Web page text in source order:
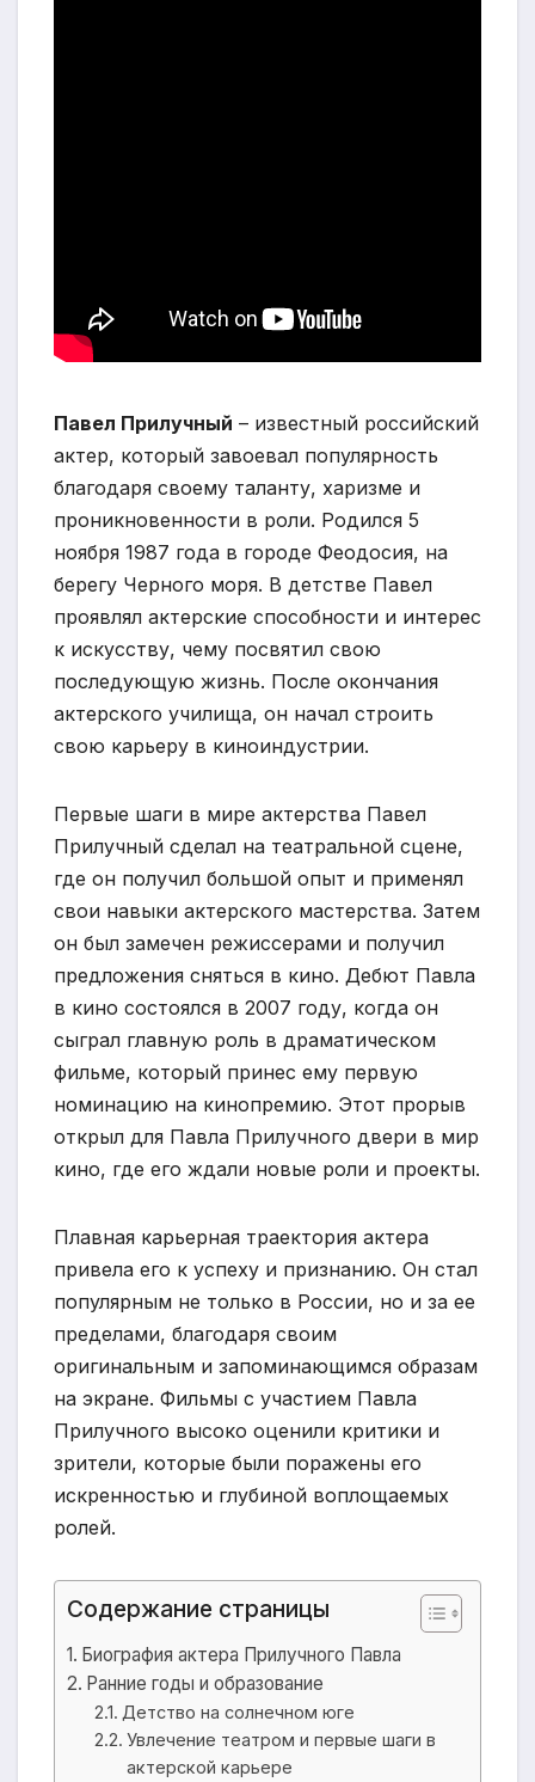
Павел Прилучный – известный российский
актер, который завоевал популярность
благодаря своему таланту, харизме и
проникновенности в роли. Родился 5
ноября 1987 года в городе Феодосия, на
берегу Черного моря. В детстве Павел
проявлял актерские способности и интерес
к искусству, чему посвятил свою
последующую жизнь. После окончания
актерского училища, он начал строить
свою карьеру в киноиндустрии.
Первые шаги в мире актерства Павел
Прилучный сделал на театральной сцене,
где он получил большой опыт и применял
свои навыки актерского мастерства. Затем
он был замечен режиссерами и получил
предложения сняться в кино. Дебют Павла
в кино состоялся в 2007 году, когда он
сыграл главную роль в драматическом
фильме, который принес ему первую
номинацию на кинопремию. Этот прорыв
открыл для Павла Прилучного двери в мир
кино, где его ждали новые роли и проекты.
Плавная карьерная траектория актера
привела его к успеху и признанию. Он стал
популярным не только в России, но и за ее
пределами, благодаря своим
оригинальным и запоминающимся образам
на экране. Фильмы с участием Павла
Прилучного высоко оценили критики и
зрители, которые были поражены его
искренностью и глубиной воплощаемых
ролей.
Содержание страницы
Биография актера Прилучного Павла
Ранние годы и образование
Детство на солнечном юге
Увлечение театром и первые шаги в
актерской карьере